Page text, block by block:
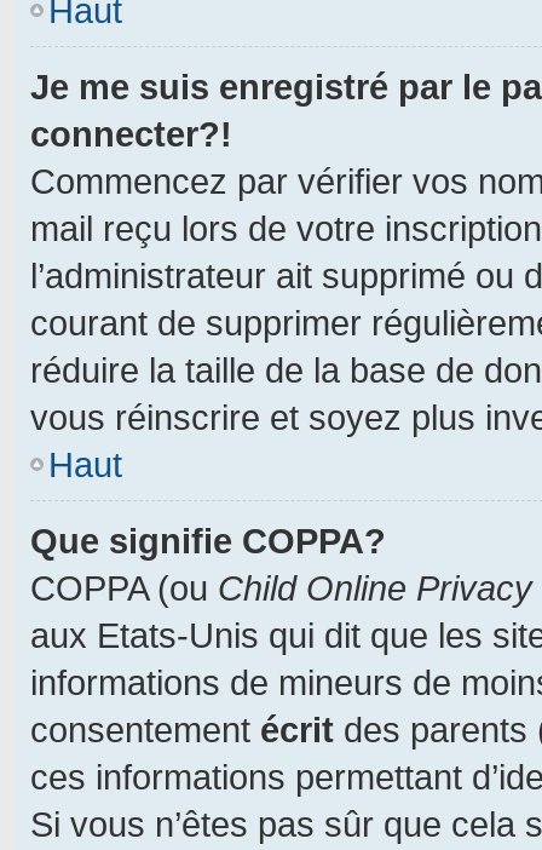
Haut
Je me suis enregistré par le
connecter?!
Commencez par vérifier vos
mail reçu lors de votre
l’administrateur ait supprimé ou
courant de supprimer
réduire la taille de la base de
vous réinscrire et soyez plus
Haut
Que signifie COPPA?
COPPA (ou Child Online
aux Etats-Unis qui dit que les
informations de mineurs de
consentement écrit des parents
ces informations permettant
Si vous n’êtes pas sûr que cela